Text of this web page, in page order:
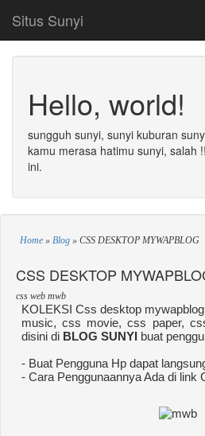
Situs Sunyi
Hello, world!
sungguh sunyi, sunyi kuburan
kamu merasa hatimu sunyi, salah
ini.
Home » Blog » CSS DESKTOP MYWAPBLOG
CSS DESKTOP
css web mwb
KOLEKSI Css desktop
music, css movie, css paper,
disini di BLOG SUNYI buat
- Buat Pengguna Hp dapat
- Cara Penggunaannya Ada di link